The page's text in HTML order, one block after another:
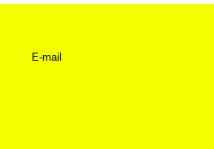
E-mail